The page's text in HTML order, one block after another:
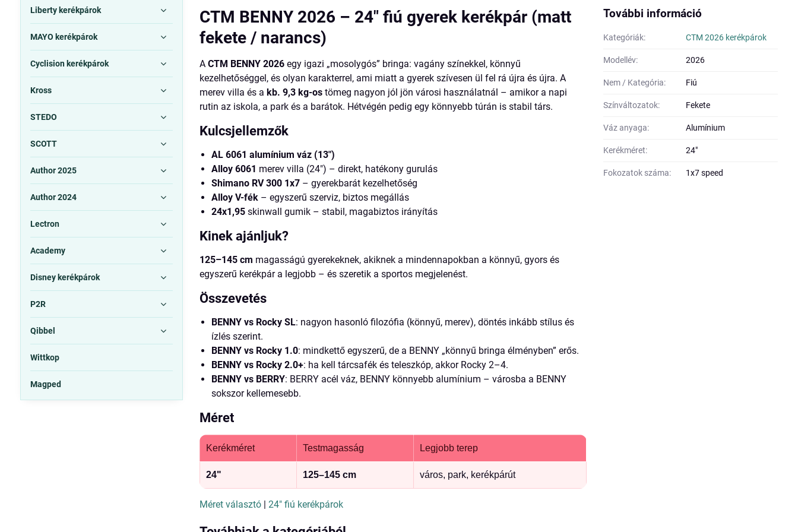
CTM BENNY 2026 – 24" fiú gyerek kerékpár (matt
fekete / narancs)
ACTM BENNY 2026 egy igazi „mosolygós” bringa: vagány színekkel, könnyű
kezelhetőséggel, és olyan karakterrel, ami miatt a gyerek szívesen ül fel rá újra és újra. A
merev villa és akb. 9,3 kg-os tömeg nagyon jól jön városi használatnál – amikor a napi
rutin az iskola, a park és a barátok. Hétvégén pedig egy könnyebb túrán is stabil társ.
Kulcsjellemzők
AL 6061 alumínium váz (13")
Alloy 6061 merev villa (24") – direkt, hatékony gurulás
Shimano RV 300 1x7 – gyerekbarát kezelhetőség
Alloy V-fék – egyszerű szerviz, biztos megállás
24x1,95 skinwall gumik – stabil, magabiztos irányítás
Kinek ajánljuk?
125–145 cm magasságú gyerekeknek, akiknek a mindennapokban a könnyű, gyors és
egyszerű kerékpár a legjobb – és szeretik a sportos megjelenést.
Összevetés
BENNY vs Rocky SL: nagyon hasonló filozófia (könnyű, merev), döntés inkább stílus és
ízlés szerint.
BENNY vs Rocky 1.0: mindkettő egyszerű, de a BENNY „könnyű bringa élményben” erős.
BENNY vs Rocky 2.0+: ha kell tárcsafék és teleszkóp, akkor Rocky 2–4.
BENNY vs BERRY: BERRY acél váz, BENNY könnyebb alumínium – városba a BENNY
sokszor kellemesebb.
Méret
Kerékméret Testmagasság Legjobb terep
24" 125–145 cm város, park, kerékpárút
Méret választó |24" fiú kerékpárok
További információ
Kategóriák: CTM 2026 kerékpárok
Modellév: 2026
Nem / Kategória: Fiú
Színváltozatok: Fekete
Váz anyaga: Alumínium
Kerékméret: 24"
Fokozatok száma: 1x7 speed
Liberty kerékpárok
MAYO kerékpárok
Cyclision kerékpárok
Kross
STEDO
SCOTT
Author 2025
Author 2024
Lectron
Academy
Disney kerékpárok
P2R
Qibbel
Wittkop
Magped